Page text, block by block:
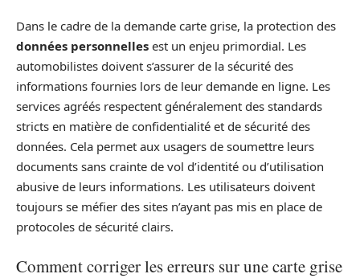
Dans le cadre de la demande carte grise, la protection des
données personnelles est un enjeu primordial. Les
automobilistes doivent s’assurer de la sécurité des
informations fournies lors de leur demande en ligne. Les
services agréés respectent généralement des standards
stricts en matière de confidentialité et de sécurité des
données. Cela permet aux usagers de soumettre leurs
documents sans crainte de vol d’identité ou d’utilisation
abusive de leurs informations. Les utilisateurs doivent
toujours se méfier des sites n’ayant pas mis en place de
protocoles de sécurité clairs.
Comment corriger les erreurs sur une carte grise